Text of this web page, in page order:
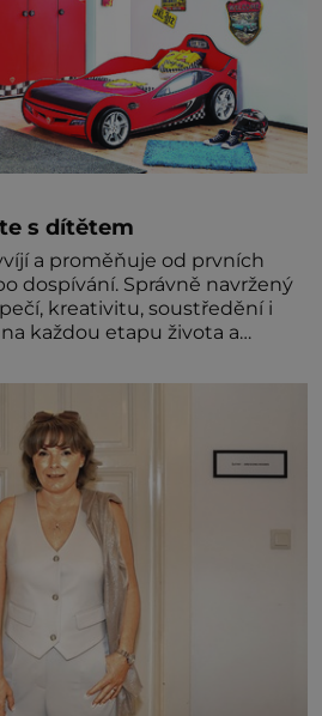
s dítětem
a proměňuje od prvních
dospívání. Správně navržený
kreativitu, soustředění i
každou etapu života a
a bezpečí, proto by pokoj